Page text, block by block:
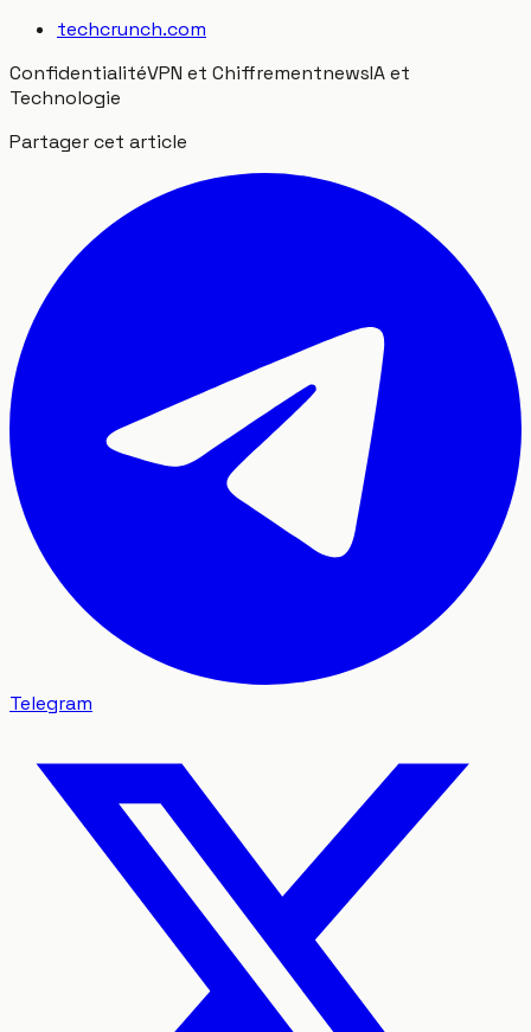
techcrunch.com
ConfidentialitéVPN et ChiffrementnewsIA et
Technologie
Partager cet article
Telegram